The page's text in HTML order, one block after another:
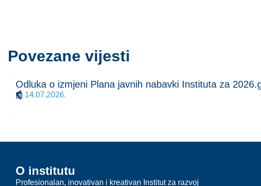
Povezane vijesti
Odluka o izmjeni Plana javnih nabavki Instituta za
14.07.2026.
O institutu
Profesionalan, inovativan i kreativan Institut za razvoj